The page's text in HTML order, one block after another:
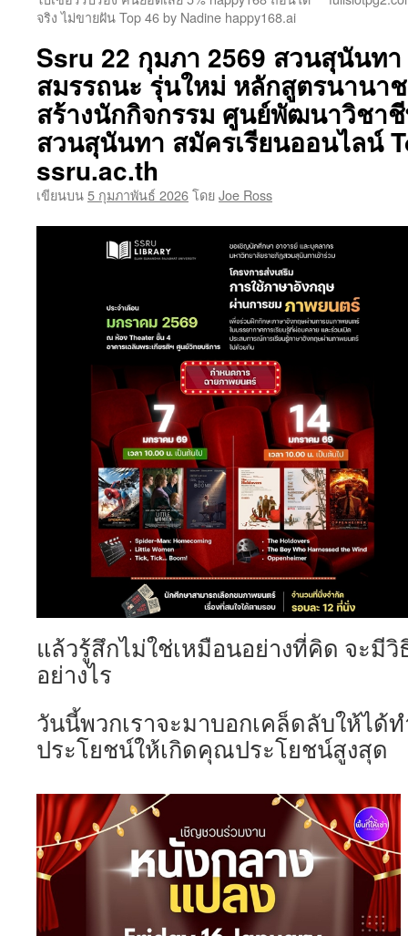
จริง ไม่ขายฝัน Top 46 by Nadine happy168.ai
Ssru 22 กุมภา 2569 สวนสุนันท
สมรรถนะ รุ่นใหม่ หลักสูตรนานา
สร้างนักกิจกรรม ศูนย์พัฒนาวิชา
สวนสุนันทา สมัครเรียนออนไลน์
ssru.ac.th
เขียนบน5 กุมภาพันธ์ 2026โดยJoe Ross
แล้วรู้สึกไม่ใช่เหมือนอย่างที่คิด จะมี
อย่างไร
วันนี้พวกเราจะมาบอกเคล็ดลับให้ได้
ประโยชน์ให้เกิดคุณประโยชน์สูงสุด